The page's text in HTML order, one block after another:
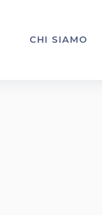
CHI SIAMO